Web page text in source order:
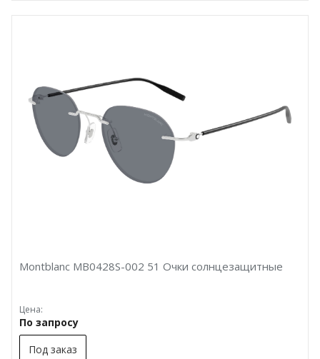
Montblanc MB0428S-002 51 Очки солнцезащитные
Цена:
По запросу
Под заказ